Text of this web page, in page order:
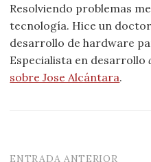
Resolviendo problemas
tecnología. Hice un
desarrollo de hardware
Especialista en desarrollo
sobre Jose Alcántara.
ENTRADA ANTERIOR